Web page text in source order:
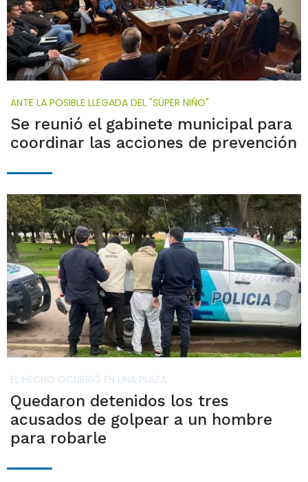
ANTE LA POSIBLE LLEGADA DEL "SÚPER NIÑO"
Se reunió el gabinete municipal para
coordinar las acciones de prevención
EL HECHO OCURRIÓ EN UNA PLAZA
Quedaron detenidos los tres
acusados de golpear a un hombre
para robarle